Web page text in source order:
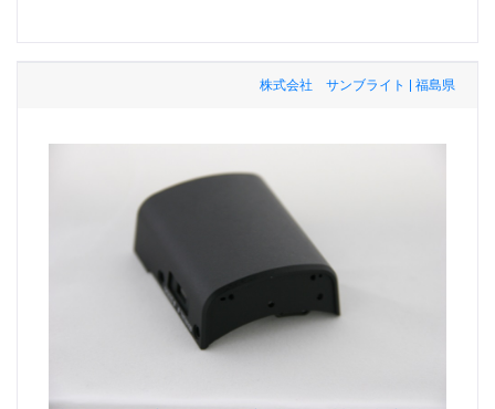
株式会社 サンブライト | 福島県